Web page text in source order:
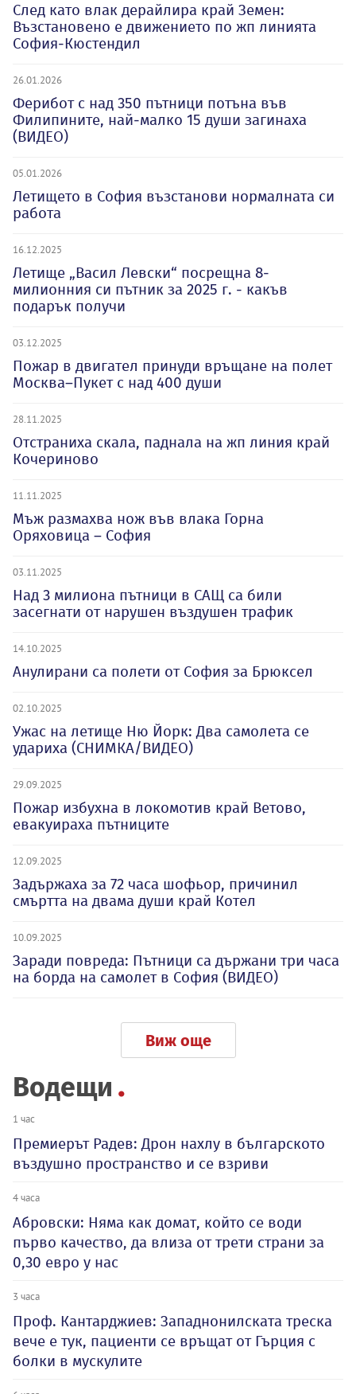
След като влак дерайлира край Земен:
Възстановено е движението по жп линията
София-Кюстендил
26.01.2026
Ферибот с над 350 пътници потъна във
Филипините, най-малко 15 души загинаха
(ВИДЕО)
05.01.2026
Летището в София възстанови нормалната си
работа
16.12.2025
Летище „Васил Левски“ посрещна 8-
милионния си пътник за 2025 г. - какъв
подарък получи
03.12.2025
Пожар в двигател принуди връщане на полет
Москва–Пукет с над 400 души
28.11.2025
Отстраниха скала, паднала на жп линия край
Кочериново
11.11.2025
Мъж размахва нож във влака Горна
Оряховица – София
03.11.2025
Над 3 милиона пътници в САЩ са били
засегнати от нарушен въздушeн трафик
14.10.2025
Анулирани са полети от София за Брюксел
02.10.2025
Ужас на летище Ню Йорк: Два самолета се
удариха (СНИМКА/ВИДЕО)
29.09.2025
Пожар избухна в локомотив край Ветово,
евакуираха пътниците
12.09.2025
Задържаха за 72 часа шофьор, причинил
смъртта на двама души край Котел
10.09.2025
Заради повреда: Пътници са държани три часа
на борда на самолет в София (ВИДЕО)
Виж още
Водещи
1 час
Премиерът Радев: Дрон нахлу в българското
въздушно пространство и се взриви
4 часа
Абровски: Няма как домат, който се води
първо качество, да влиза от трети страни за
0,30 евро у нас
3 часа
Проф. Кантарджиев: Западнонилската треска
вече е тук, пациенти се връщат от Гърция с
болки в мускулите